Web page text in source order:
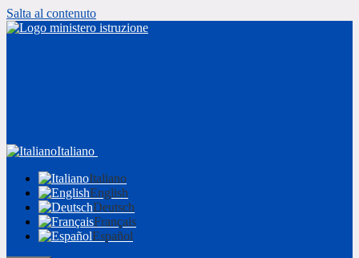
Salta al contenuto
Italiano
Italiano
English
Deutsch
Français
Español